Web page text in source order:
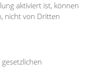
aktiviert ist, können
nicht von Dritten